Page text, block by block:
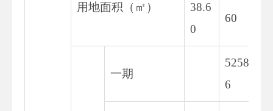
用地面积（㎡）
38.6
0
60
一期
5258.1
6